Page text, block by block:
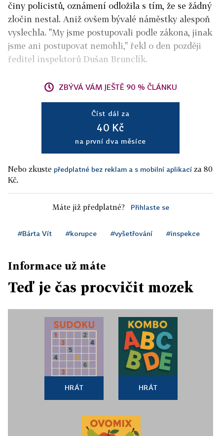
činy policistů, oznámení odložila s tím, že se žádný
zločin nestal. Aniž ovšem bývalé náměstky alespoň
vyslechla. "My jsme postupovali podle zákona, jinak
jsme ani postupovat nemohli," řekl o den později
ředitel inspektorů Dušan Brunclík.
ZBÝVÁ VÁM JEŠTĚ 90 % ČLÁNKU
Číst dál za
40 Kč
na první dva měsíce
Nebo zkuste předplatné bez reklam a s mobilní aplikací za 80
Kč.
Máte již předplatné? Přihlaste se
#Bárta Vít #korupce #vyšetřování #inspekce
Informace už máte
Teď je čas procvičit mozek
HRÁT HRÁT